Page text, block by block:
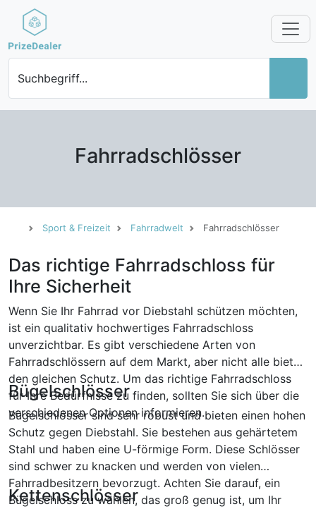
Suchbegriff...
Fahrradschlösser
Sport & Freizeit Fahrradwelt Fahrradschlösser
Das richtige Fahrradschloss für
Ihre Sicherheit
Wenn Sie Ihr Fahrrad vor Diebstahl schützen möchten,
ist ein qualitativ hochwertiges Fahrradschloss
unverzichtbar. Es gibt verschiedene Arten von
Fahrradschlössern auf dem Markt, aber nicht alle bieten
den gleichen Schutz. Um das richtige Fahrradschloss
für Ihre Bedürfnisse zu finden, sollten Sie sich über die
verschiedenen Optionen informieren.
Bügelschlösser
Bügelschlösser sind sehr robust und bieten einen hohen
Schutz gegen Diebstahl. Sie bestehen aus gehärtetem
Stahl und haben eine U-förmige Form. Diese Schlösser
sind schwer zu knacken und werden von vielen
Fahrradbesitzern bevorzugt. Achten Sie darauf, ein
Bügelschloss zu wählen, das groß genug ist, um Ihr
Kettenschlösser